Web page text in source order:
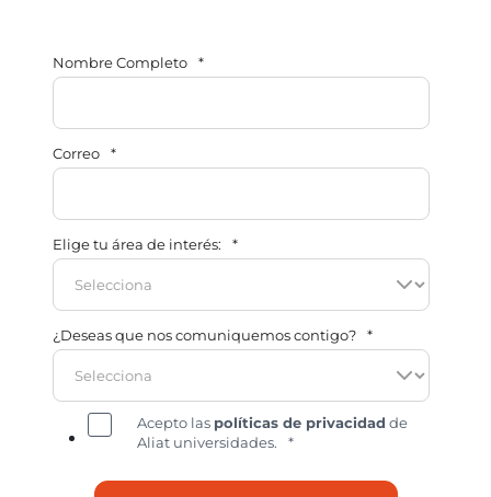
Nombre Completo *
Correo *
Elige tu área de interés: *
¿Deseas que nos comuniquemos contigo? *
Acepto las políticas de privacidad de
Aliat universidades.
*